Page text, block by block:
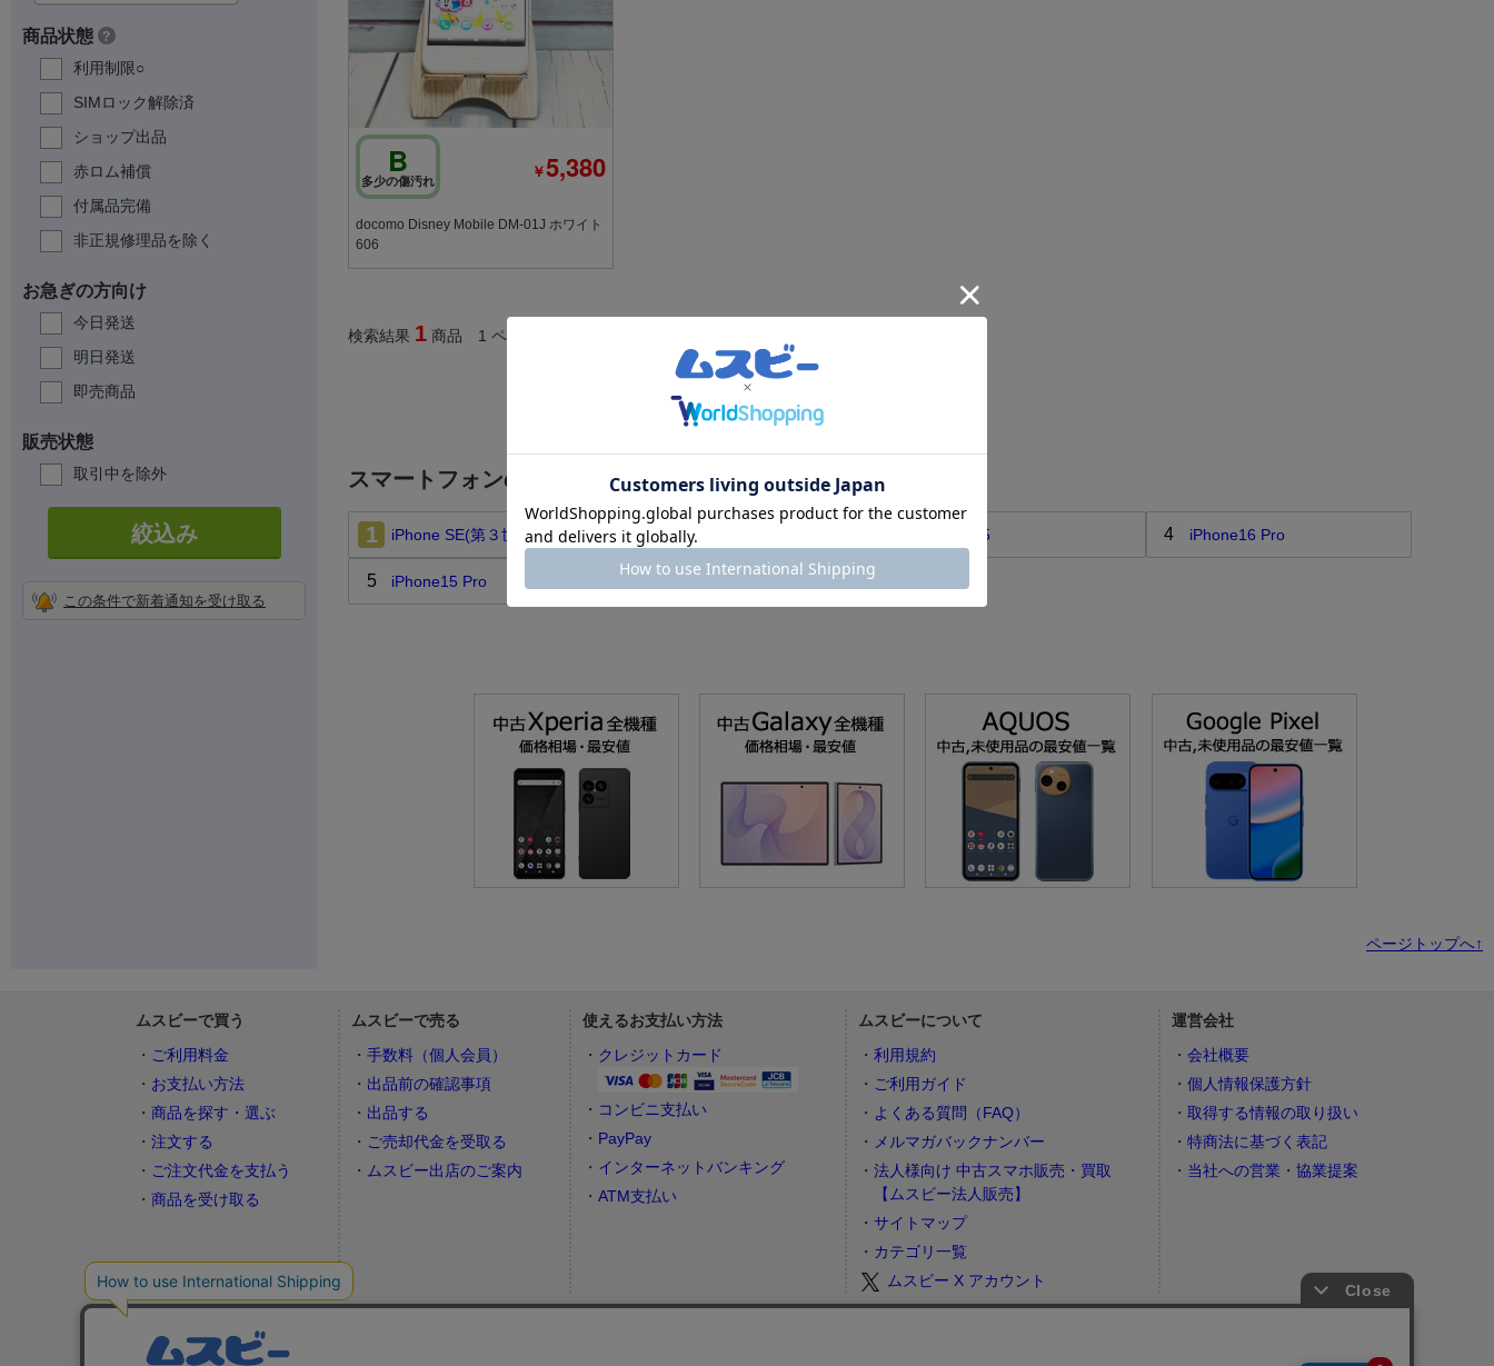
商品状態 ?
利用制限○
SIMロック解除済
ショップ出品
赤ロム補償
付属品完備
非正規修理品を除く
お急ぎの方向け
今日発送
明日発送
即売商品
販売状態
取引中を除外
絞込み
この条件で新着通知を受け取る
B
多少の傷汚れ ￥5,380
docomo Disney Mobile DM-01J ホワイト
606
検索結果 1 商品 1 ページ目
スマートフォンのリアルタイムランキング
1 iPhone SE(第３世代) 2 iPhone13 iPhone15 4 iPhone16 Pro
5 iPhone15 Pro
ページトップへ↑
ムスビーで買う
ご利用料金
お支払い方法
商品を探す・選ぶ
注文する
ご注文代金を支払う
商品を受け取る
ムスビーで売る
手数料（個人会員）
出品前の確認事項
出品する
ご売却代金を受取る
ムスビー出店のご案内
使えるお支払い方法
クレジットカード
コンビニ支払い
PayPay
インターネットバンキング
ATM支払い
ムスビーについて
利用規約
ご利用ガイド
よくある質問（FAQ）
メルマガバックナンバー
法人様向け 中古スマホ販売・買取
【ムスビー法人販売】
サイトマップ
カテゴリ一覧
ムスビー X アカウント
運営会社
会社概要
個人情報保護方針
取得する情報の取り扱い
特商法に基づく表記
当社への営業・協業提案